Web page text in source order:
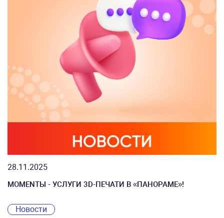
28.11.2025
МОMЕNТЫ - УСЛУГИ 3D-ПЕЧАТИ В «ПАНОРАМЕ»!
Новости